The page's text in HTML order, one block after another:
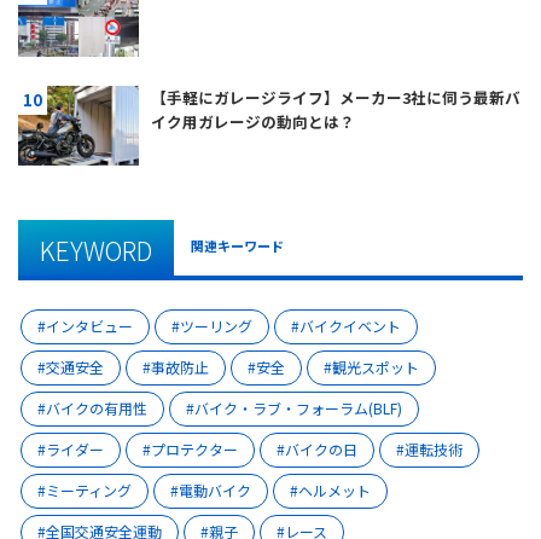
【手軽にガレージライフ】メーカー3社に伺う最新バ
イク用ガレージの動向とは？
KEYWORD 関連キーワード
インタビュー ツーリング
バイクイベント
交通安全
事故防止 安全
観光スポット
バイクの有用性
バイク・ラブ・フォーラム(BLF)
ライダー
プロテクター バイクの日
運転技術
ミーティング
電動バイク
ヘルメット
全国交通安全運動
親子
レース